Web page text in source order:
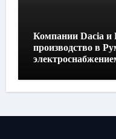
Компании Dacia и
производство в